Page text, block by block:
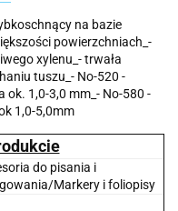
na bazie
powierzchniach_-
xylenu_- trwała
tuszu_- No-520 -
ok. 1,0-3,0 mm_- No-580 -
1,0-5,0mm
do pisania i
Markery i foliopisy